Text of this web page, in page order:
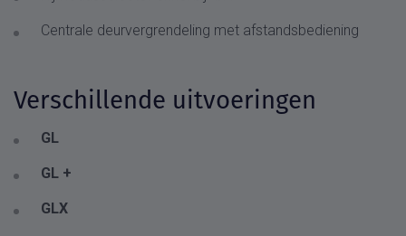
Centrale deurvergrendeling met afstandsbediening
Verschillende uitvoeringen
GL
GL +
GLX